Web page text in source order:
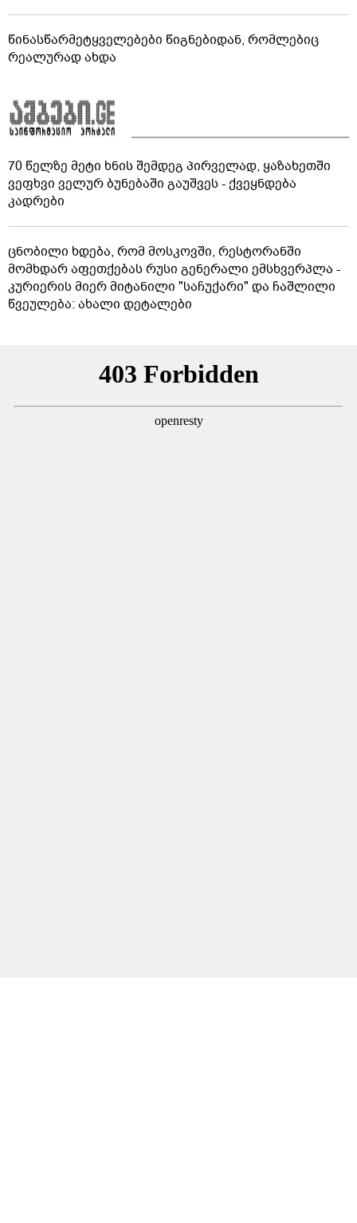
წინასწარმეტყველებები წიგნებიდან, რომლებიც
რეალურად ახდა
70 წელზე მეტი ხნის შემდეგ პირველად, ყაზახეთში
ვეფხვი ველურ ბუნებაში გაუშვეს - ქვეყნდება
კადრები
ცნობილი ხდება, რომ მოსკოვში, რესტორანში
მომხდარ აფეთქებას რუსი გენერალი ემსხვერპლა -
კურიერის მიერ მიტანილი "საჩუქარი" და ჩაშლილი
წვეულება: ახალი დეტალები